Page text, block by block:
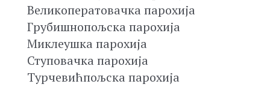
Великоператовачка парохија
Грубишнопољска парохија
Миклеушка парохија
Ступовачка парохија
Турчевићпољска парохија